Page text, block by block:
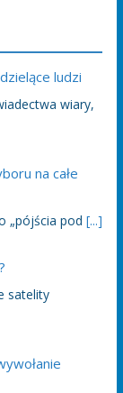
ludzi
wiary,
na całe
„pójścia pod [...]
satelity